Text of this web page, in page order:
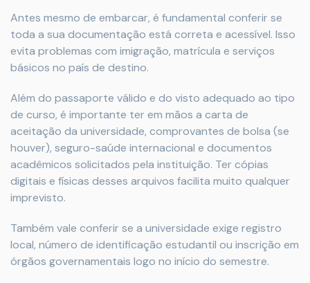
Antes mesmo de embarcar, é fundamental conferir se
toda a sua documentação está correta e acessível. Isso
evita problemas com imigração, matrícula e serviços
básicos no país de destino.
Além do passaporte válido e do visto adequado ao tipo
de curso, é importante ter em mãos a carta de
aceitação da universidade, comprovantes de bolsa (se
houver), seguro-saúde internacional e documentos
acadêmicos solicitados pela instituição. Ter cópias
digitais e físicas desses arquivos facilita muito qualquer
imprevisto.
Também vale conferir se a universidade exige registro
local, número de identificação estudantil ou inscrição em
órgãos governamentais logo no início do semestre.